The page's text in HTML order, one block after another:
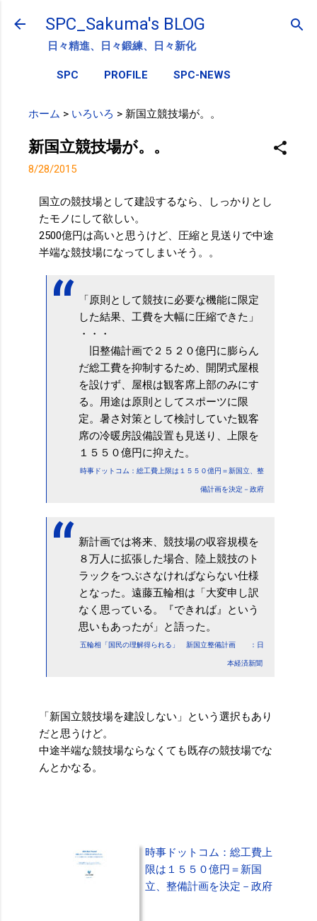
スキップしてメイン コンテンツに移動
SPC_Sakuma's BLOG
日々精進、日々鍛練、日々新化
SPC PROFILE SPC-NEWS
ホーム > いろいろ > 新国立競技場が。。
新国立競技場が。。
8/28/2015
国立の競技場として建設するなら、しっかりとし
たモノにして欲しい。
2500億円は高いと思うけど、圧縮と見送りで中途
半端な競技場になってしまいそう。。
「原則として競技に必要な機能に限定
した結果、工費を大幅に圧縮できた」
・・・
旧整備計画で２５２０億円に膨らん
だ総工費を抑制するため、開閉式屋根
を設けず、屋根は観客席上部のみにす
る。用途は原則としてスポーツに限
定。暑さ対策として検討していた観客
席の冷暖房設備設置も見送り、上限を
１５５０億円に抑えた。
時事ドットコム：総工費上限は１５５０億円＝新国立、整
備計画を決定－政府
新計画では将来、競技場の収容規模を
８万人に拡張した場合、陸上競技のト
ラックをつぶさなければならない仕様
となった。遠藤五輪相は「大変申し訳
なく思っている。『できれば』という
思いもあったが」と語った。
五輪相「国民の理解得られる」 新国立整備計画 ：日
本経済新聞
「新国立競技場を建設しない」という選択もあり
だと思うけど。
中途半端な競技場ならなくても既存の競技場でな
んとかなる。
時事ドットコム：総工費上
限は１５５０億円＝新国
立、整備計画を決定－政府